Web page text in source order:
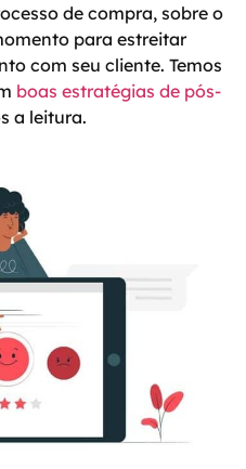
de compra, sobre o
para estreitar
com seu cliente. Temos
boas estratégias de pós-
a leitura.